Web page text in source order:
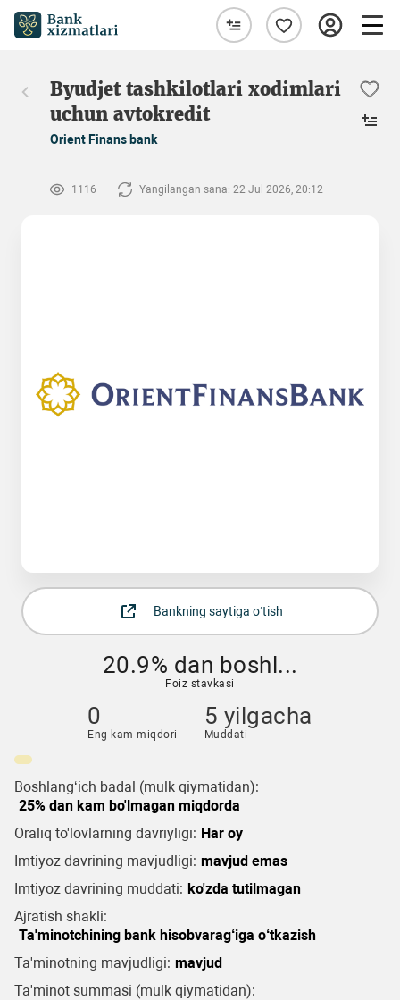
Byudjet tashkilotlari xodimlari
uchun avtokredit
Orient Finans bank
1116 Yangilangan sana: 22 Jul 2026, 20:12
Bankning saytiga o‘tish
20.9% dan boshl...
Foiz stavkasi
0
Eng kam miqdori
5 yilgacha
Muddati
Boshlang‘ich badal (mulk qiymatidan):
25% dan kam bo'lmagan miqdorda
Oraliq to'lovlarning davriyligi: Har oy
Imtiyoz davrining mavjudligi: mavjud emas
Imtiyoz davrining muddati: ko'zda tutilmagan
Ajratish shakli:
Ta'minotchining bank hisobvarag‘iga o‘tkazish
Ta'minotning mavjudligi: mavjud
Ta'minot summasi (mulk qiymatidan):